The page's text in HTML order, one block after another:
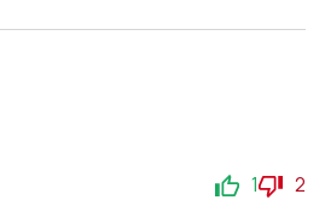
1 2